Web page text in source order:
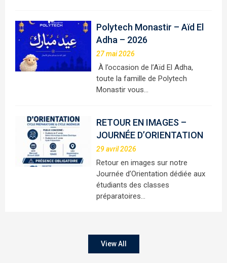
Polytech Monastir – Aïd El
Adha – 2026
27 mai 2026
À l’occasion de l’Aïd El Adha,
toute la famille de Polytech
Monastir vous…
RETOUR EN IMAGES –
JOURNÉE D’ORIENTATION
29 avril 2026
Retour en images sur notre
Journée d’Orientation dédiée aux
étudiants des classes
préparatoires…
View All